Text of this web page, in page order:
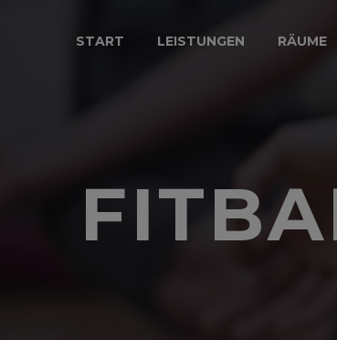
START LEISTUNGEN RÄUME